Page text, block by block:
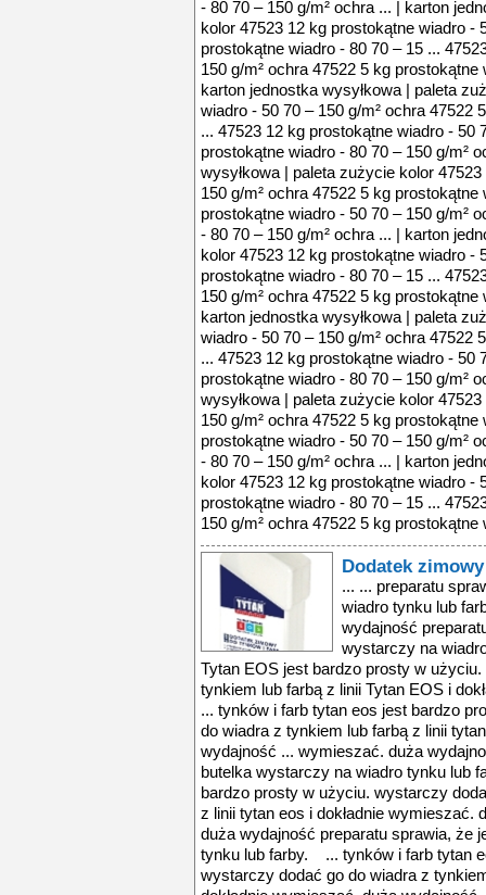
- 80 70 – 150 g/m² ochra ... | karton
kolor 47523 12 kg prostokątne wiadro -
prostokątne wiadro - 80 70 – 15 ...
150 g/m² ochra 47522 5 kg
karton jednostka wysyłkowa | paleta
wiadro - 50 70 – 150 g/m² ochra 47522
... 47523 12 kg prostokątne wiadro - 50
prostokątne wiadro - 80 70 – 150 g/m²
wysyłkowa | paleta zużycie kolor
150 g/m² ochra 47522 5 kg
prostokątne wiadro - 50 70 – 150 g/m²
- 80 70 – 150 g/m² ochra ... | karton
kolor 47523 12 kg prostokątne wiadro -
prostokątne wiadro - 80 70 – 15 ...
150 g/m² ochra 47522 5 kg
karton jednostka wysyłkowa | paleta
wiadro - 50 70 – 150 g/m² ochra 47522
... 47523 12 kg prostokątne wiadro - 50
prostokątne wiadro - 80 70 – 150 g/m²
wysyłkowa | paleta zużycie kolor
150 g/m² ochra 47522 5 kg
prostokątne wiadro - 50 70 – 150 g/m²
- 80 70 – 150 g/m² ochra ... | karton
kolor 47523 12 kg prostokątne wiadro -
prostokątne wiadro - 80 70 – 15 ...
150 g/m² ochra 47522 5 kg
Dodatek
... ... preparatu
wiadro tynku lub
wydajność
wystarczy na
Tytan EOS jest bardzo prosty w
tynkiem lub farbą z linii Tytan EOS i
... tynków i farb tytan eos jest bardzo
do wiadra z tynkiem lub farbą z linii
wydajność ... wymieszać. duża
butelka wystarczy na wiadro tynku lub
bardzo prosty w użyciu. wystarczy
z linii tytan eos i dokładnie
duża wydajność preparatu sprawia, że
tynku lub farby. ... tynków i farb tytan
wystarczy dodać go do wiadra z